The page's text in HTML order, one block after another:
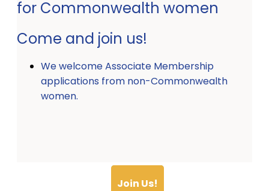
for Commonwealth women
Come and join us!
We welcome Associate Membership
applications from non-Commonwealth
women.
Join Us!